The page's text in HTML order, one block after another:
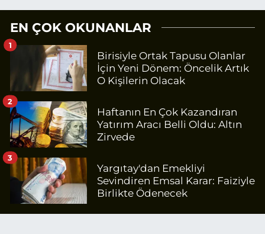
EN ÇOK OKUNANLAR
Birisiyle Ortak Tapusu Olanlar
İçin Yeni Dönem: Öncelik Artık
O Kişilerin Olacak
1
Haftanın En Çok Kazandıran
Yatırım Aracı Belli Oldu: Altın
Zirvede
2
Yargıtay'dan Emekliyi
Sevindiren Emsal Karar: Faiziyle
Birlikte Ödenecek
3